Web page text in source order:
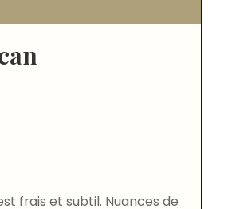
frais et subtil. Nuances de